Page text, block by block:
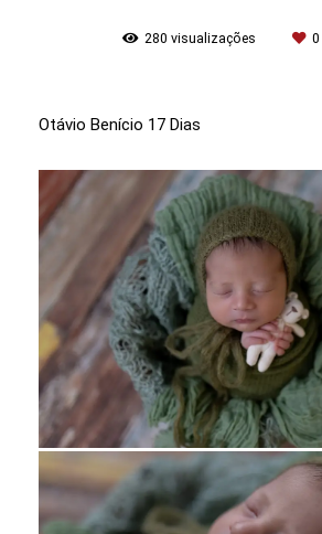
280 visualizações 0
Otávio Benício 17 Dias